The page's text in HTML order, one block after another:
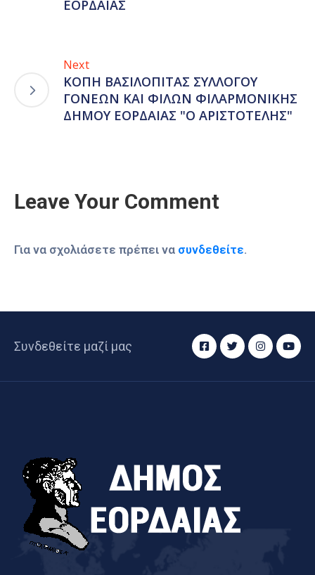
ΕΟΡΔΑΙΑΣ
Next
ΚΟΠΗ ΒΑΣΙΛΟΠΙΤΑΣ ΣΥΛΛΟΓΟΥ
ΓΟΝΕΩΝ ΚΑΙ ΦΙΛΩΝ ΦΙΛΑΡΜΟΝΙΚΗΣ
ΔΗΜΟΥ ΕΟΡΔΑΙΑΣ "Ο ΑΡΙΣΤΟΤΕΛΗΣ"
Leave Your Comment
Για να σχολιάσετε πρέπει να συνδεθείτε.
Συνδεθείτε μαζί μας